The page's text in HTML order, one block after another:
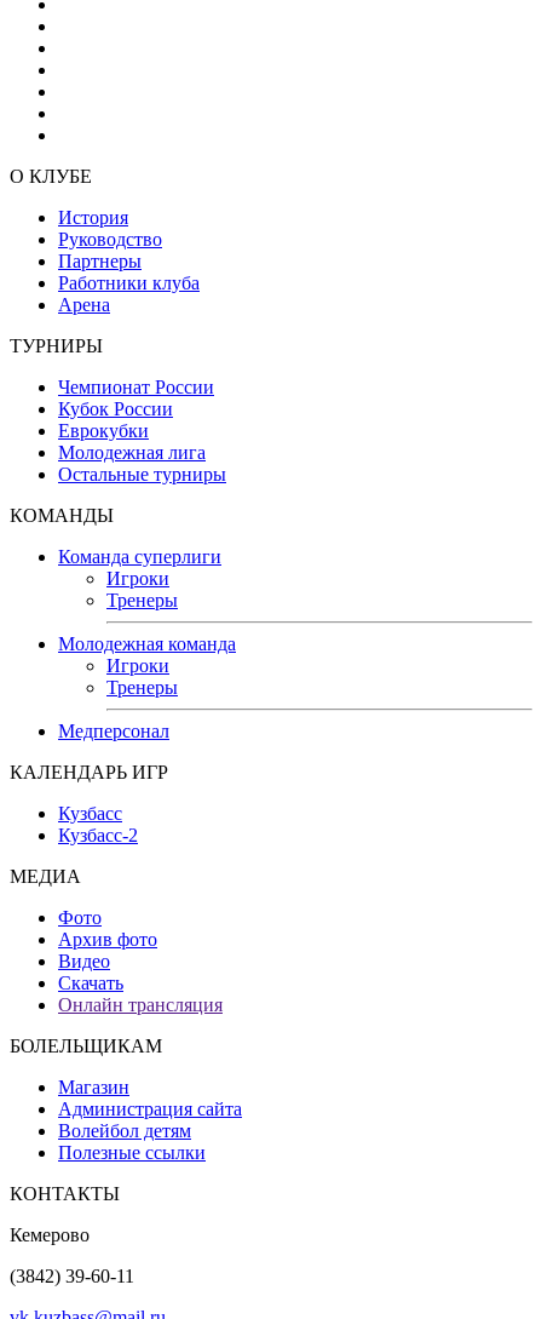
О КЛУБЕ
История
Руководство
Партнеры
Работники клуба
Арена
ТУРНИРЫ
Чемпионат России
Кубок России
Еврокубки
Молодежная лига
Остальные турниры
КОМАНДЫ
Команда суперлиги
Игроки
Тренеры
Молодежная команда
Игроки
Тренеры
Медперсонал
КАЛЕНДАРЬ ИГР
Кузбасс
Кузбасс-2
МЕДИА
Фото
Архив фото
Видео
Скачать
Онлайн трансляция
БОЛЕЛЬЩИКАМ
Магазин
Администрация сайта
Волейбол детям
Полезные ссылки
КОНТАКТЫ
Кемерово
(3842) 39-60-11